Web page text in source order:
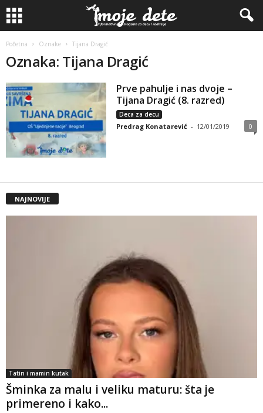
Početna Oznake Tijana Dragić
Oznaka: Tijana Dragić
Prve pahulјe i nas dvoje –
Tijana Dragić (8. razred)
Deca za decu
Predrag Konatarević - 12/01/2019 0
NAJNOVIJE
Tatin i mamin kutak
Šminka za malu i veliku maturu: šta je
primereno i kako...